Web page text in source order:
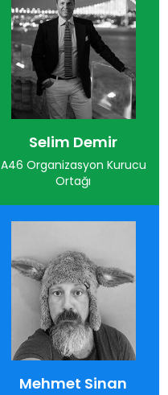
Selim Demir
A46 Organizasyon Kurucu
Ortağı
Mehmet Sinan